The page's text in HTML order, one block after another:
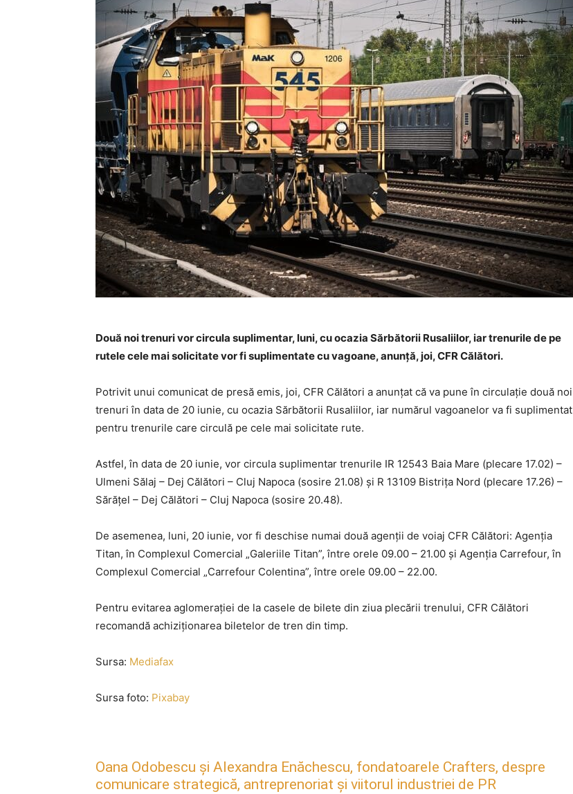
Două noi trenuri vor circula suplimentar, luni, cu ocazia Sărbătorii Rusaliilor, iar trenurile de pe
rutele cele mai solicitate vor fi suplimentate cu vagoane, anunţă, joi, CFR Călători.
Potrivit unui comunicat de presă emis, joi, CFR Călători a anunţat că va pune în circulaţie două noi
trenuri în data de 20 iunie, cu ocazia Sărbătorii Rusaliilor, iar numărul vagoanelor va fi suplimentat
pentru trenurile care circulă pe cele mai solicitate rute.
Astfel, în data de 20 iunie, vor circula suplimentar trenurile IR 12543 Baia Mare (plecare 17.02) –
Ulmeni Sălaj – Dej Călători – Cluj Napoca (sosire 21.08) şi R 13109 Bistriţa Nord (plecare 17.26) –
Sărăţel – Dej Călători – Cluj Napoca (sosire 20.48).
De asemenea, luni, 20 iunie, vor fi deschise numai două agenţii de voiaj CFR Călători: Agenţia
Titan, în Complexul Comercial „Galeriile Titan”, între orele 09.00 – 21.00 şi Agenţia Carrefour, în
Complexul Comercial „Carrefour Colentina”, între orele 09.00 – 22.00.
Pentru evitarea aglomeraţiei de la casele de bilete din ziua plecării trenului, CFR Călători
recomandă achiziţionarea biletelor de tren din timp.
Sursa: Mediafax
Sursa foto: Pixabay
Oana Odobescu și Alexandra Enăchescu, fondatoarele Crafters, despre
comunicare strategică, antreprenoriat și viitorul industriei de PR